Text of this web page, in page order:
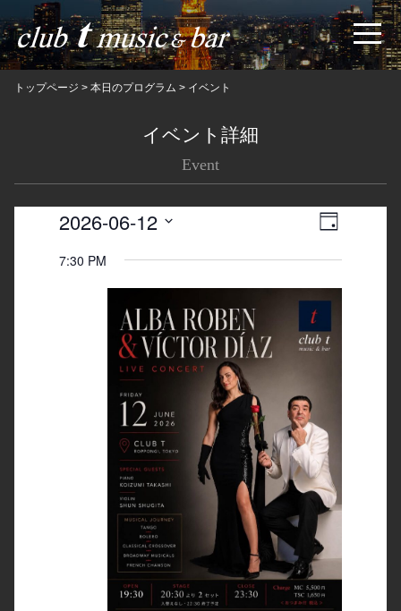
トップページ > 本日のプログラム > イベント
イベント詳細
Event
Views
Event
日
2026-06-12
date.
7:30 PM